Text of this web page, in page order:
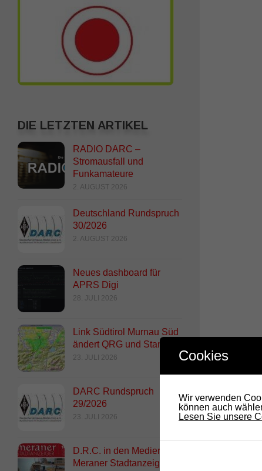
DIE LETZTEN ARTIKEL
RADIO DARC –
Stromausfall und
Funkamateure
2. AUGUST 2026
Deutschland Rundspruch
30/2026
2. AUGUST 2026
Neues dashboard für
APRS Digi
28. JULI 2026
Link Südtirol Murnau Süd
ändert QRG und Standort
23. JULI 2026
DARC Rundspruch
29/2026
23. JULI 2026
D.R.C. in den Medien –
Meraner Stadtanzeiger
Cookies
Wir verwenden
können auch
Lesen Sie unsere